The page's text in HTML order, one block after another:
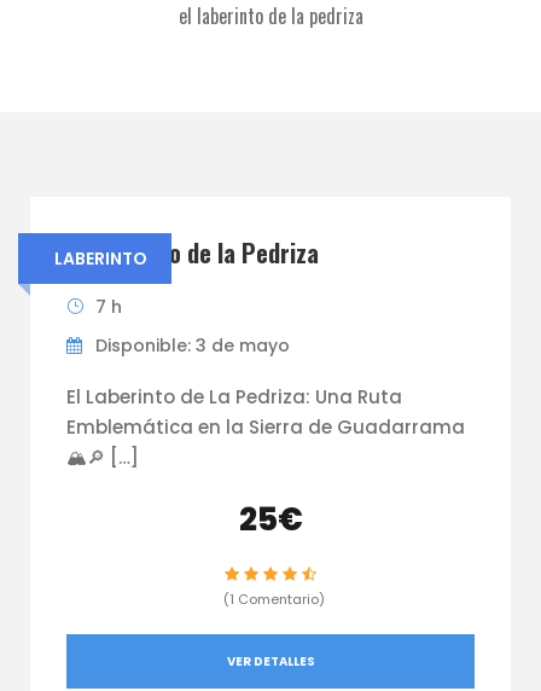
el laberinto de la pedriza
LABERINTO
El laberinto de la Pedriza
7 h
Disponible: 3 de mayo
El Laberinto de La Pedriza: Una Ruta
Emblemática en la Sierra de Guadarrama
🏔️🔎 […]
25€
(1 Comentario)
VER DETALLES